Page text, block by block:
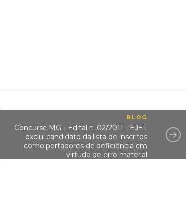
BLOG
Concurso MG - Edital n. 02/2011 - EJEF
exclui candidato da lista de inscritos
como portadores de deficiência em
virtude de erro material